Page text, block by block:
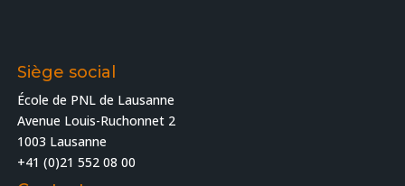
Siège social
École de PNL de Lausanne
Avenue Louis-Ruchonnet 2
1003 Lausanne
+41 (0)21 552 08 00